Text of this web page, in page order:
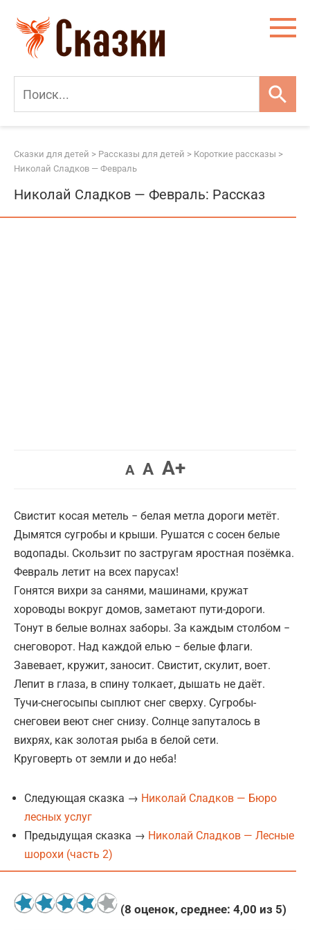
контенту
Сказки для детей > Рассказы для детей > Короткие рассказы >
Николай Сладков — Февраль
Николай Сладков — Февраль: Рассказ
AУменьшить
AВернуть
A+Увеличить
Свистит косая метель − белая метла дороги метёт.
Дымятся сугробы и крыши. Рушатся с сосен белые
водопады. Скользит по застругам яростная позёмка.
Февраль летит на всех парусах!
Гонятся вихри за санями, машинами, кружат
хороводы вокруг домов, заметают пути-дороги.
Тонут в белые волнах заборы. За каждым столбом −
снеговорот. Над каждой елью − белые флаги.
Завевает, кружит, заносит. Свистит, скулит, воет.
Лепит в глаза, в спину толкает, дышать не даёт.
Тучи-снегосыпы сыплют снег сверху. Сугробы-
снеговеи веют снег снизу. Солнце запуталось в
вихрях, как золотая рыба в белой сети.
Круговерть от земли и до неба!
Следующая сказка → Николай Сладков — Бюро
лесных услуг
Предыдущая сказка → Николай Сладков — Лесные
шорохи (часть 2)
(8 оценок, среднее: 4,00 из 5)